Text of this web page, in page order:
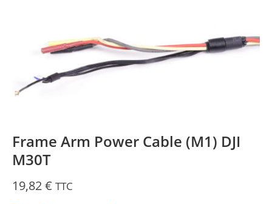
Frame Arm Power Cable (M1) DJI
M30T
19,82€ TTC